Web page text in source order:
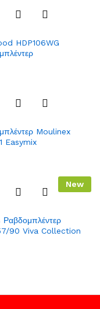
to
HDP106WG
to
Wish
Moulinex
Easymix
New
to
Wish
Ραβδομπλέντερ
90 Viva Collection